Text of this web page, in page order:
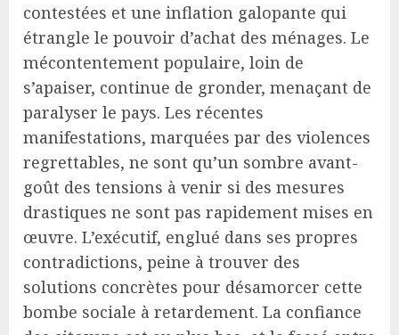
contestées et une inflation galopante qui
étrangle le pouvoir d’achat des ménages. Le
mécontentement populaire, loin de
s’apaiser, continue de gronder, menaçant de
paralyser le pays. Les récentes
manifestations, marquées par des violences
regrettables, ne sont qu’un sombre avant-
goût des tensions à venir si des mesures
drastiques ne sont pas rapidement mises en
œuvre. L’exécutif, englué dans ses propres
contradictions, peine à trouver des
solutions concrètes pour désamorcer cette
bombe sociale à retardement. La confiance